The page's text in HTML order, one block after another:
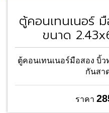
ตู้คอนเทนเนอร์
ขนาด
ตู้คอนเทนเนอร์มือสอง บิ้ว
กันสา
ราคา